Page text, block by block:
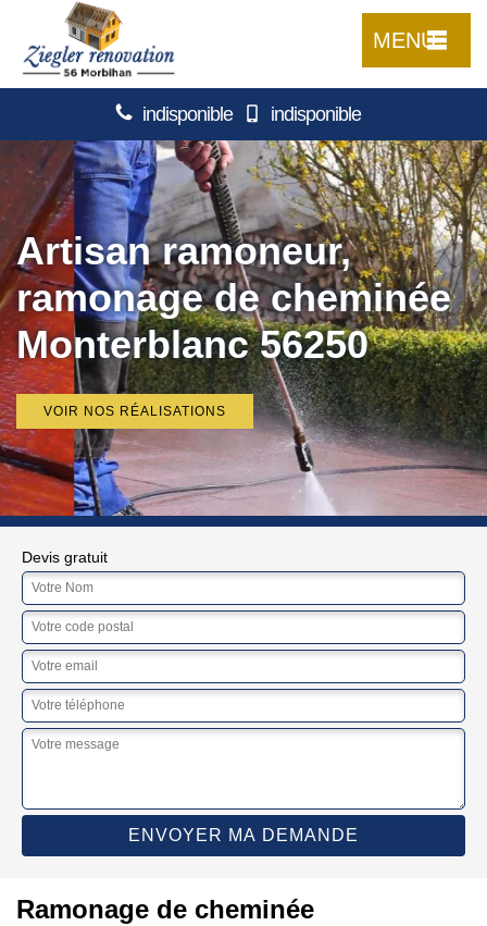
MENU
indisponible indisponible
Artisan ramoneur,
ramonage de cheminée
Monterblanc 56250
VOIR NOS RÉALISATIONS
Devis gratuit
Ramonage de cheminée